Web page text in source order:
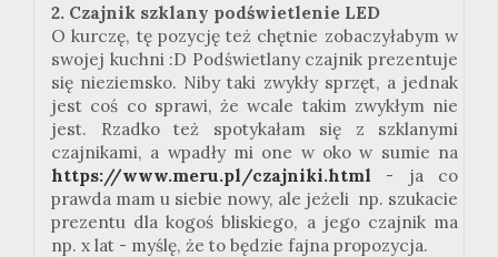
2. Czajnik szklany podświetlenie LED
O kurczę, tę pozycję też chętnie zobaczyłabym w
swojej kuchni :D Podświetlany czajnik prezentuje
się nieziemsko. Niby taki zwykły sprzęt, a jednak
jest coś co sprawi, że wcale takim zwykłym nie
jest. Rzadko też spotykałam się z szklanymi
czajnikami, a wpadły mi one w oko w sumie na
https://www.meru.pl/czajniki.html - ja co
prawda mam u siebie nowy, ale jeżeli np. szukacie
prezentu dla kogoś bliskiego, a jego czajnik ma
np. x lat - myślę, że to będzie fajna propozycja.